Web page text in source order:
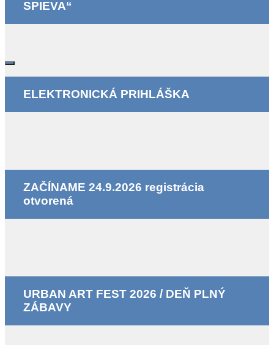
SPIEVA“
ELEKTRONICKÁ PRIHLÁŠKA
ZAČÍNAME 24.9.2026 registrácia
otvorená
URBAN ART FEST 2026 / DEŇ PLNÝ
ZÁBAVY